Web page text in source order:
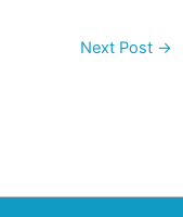
Next Post →